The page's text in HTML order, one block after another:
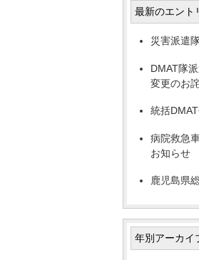
最新のエント
災害派遣
DMAT隊
変更のお
統括
病院救急
お知らせ
鹿児島県
年別アーカイ